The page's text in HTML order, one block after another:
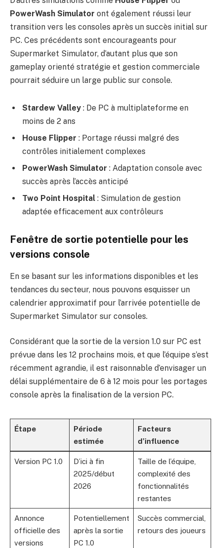
PowerWash Simulator ont également réussi leur
transition vers les consoles après un succès initial sur
PC. Ces précédents sont encourageants pour
Supermarket Simulator, d’autant plus que son
gameplay orienté stratégie et gestion commerciale
pourrait séduire un large public sur console.
Stardew Valley : De PC à multiplateforme en
moins de 2 ans
House Flipper : Portage réussi malgré des
contrôles initialement complexes
PowerWash Simulator : Adaptation console avec
succès après l’accès anticipé
Two Point Hospital : Simulation de gestion
adaptée efficacement aux contrôleurs
Fenêtre de sortie potentielle pour les
versions console
En se basant sur les informations disponibles et les
tendances du secteur, nous pouvons esquisser un
calendrier approximatif pour l’arrivée potentielle de
Supermarket Simulator sur consoles.
Considérant que la sortie de la version 1.0 sur PC est
prévue dans les 12 prochains mois, et que l’équipe s’est
récemment agrandie, il est raisonnable d’envisager un
délai supplémentaire de 6 à 12 mois pour les portages
console après la finalisation de la version PC.
Étape
Période
estimée
Facteurs
d’influence
Version PC 1.0
D’ici à fin
2025/début
2026
Taille de l’équipe,
complexité des
fonctionnalités
restantes
Annonce
officielle des
versions
Potentiellement
après la sortie
PC 1.0
Succès commercial,
retours des joueurs